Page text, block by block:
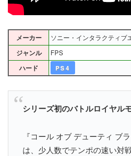
メーカー ソニー・インタラクティブ
ジャンル FPS
ハード PS4
シリーズ初のバトルロイヤル
『コール オブ デューティ ブ
は、少人数でテンポの速い対